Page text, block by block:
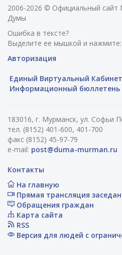
2006-2026 © Официальный сайт
Думы
Ошибка в тексте?
Выделите ее мышкой и
Авторизация
Единый Виртуальный
Информационный бюллетень
183016, г. Мурманск, ул. Софьи
тел. (8152) 401-600, 401-700
факс (8152) 45-97-79
e-mail: post@duma-murman.ru
Контакты
На главную
Прямая трансляция
Обращения граждан
Карта сайта
RSS
Версия для людей с